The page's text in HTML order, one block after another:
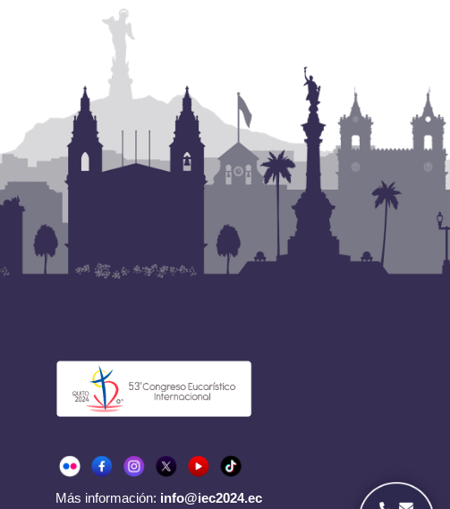
Más información: info@iec2024.ec